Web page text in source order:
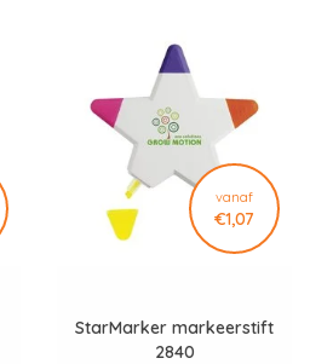
vanaf
€1,07
StarMarker markeerstift
2840